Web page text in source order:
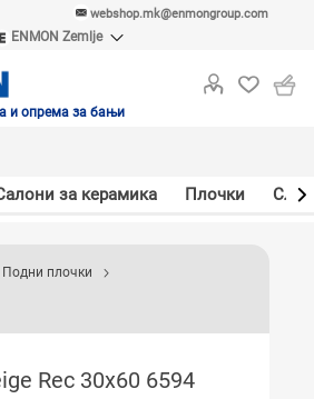
webshop.mk@enmongroup.com
ENMON Zemlje
ENMON MKD
и опрема за бањи
за керамика Плочки
Подни плочки
Rec 30x60 6594